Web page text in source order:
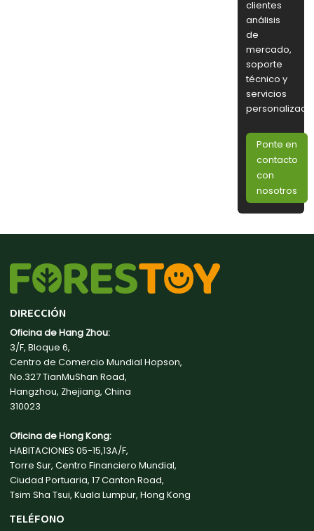
clientes
análisis
de
mercado,
soporte
técnico y
servicios
Ponte en
contacto
con
nosotros
DIRECCIÓN
Oficina de Hang Zhou:
3/F, Bloque 6,
Centro de Comercio Mundial Hopson,
No.327 TianMuShan Road,
Hangzhou, Zhejiang, China
310023
Oficina de Hong Kong:
HABITACIONES 05-15,13A/F,
Torre Sur, Centro Financiero Mundial,
Ciudad Portuaria, 17 Canton Road,
Tsim Sha Tsui, Kuala Lumpur, Hong Kong
TELÉFONO